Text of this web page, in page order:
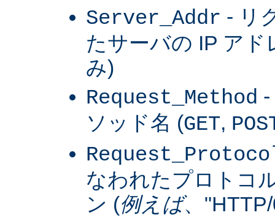
Server_Addr - リ
たサーバの IP アド
み)
Request_Method
ソッド名 (GET,
なわれたプロトコ
ン (例えば、